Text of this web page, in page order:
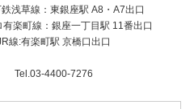
浅草線：東銀座駅 A8・A7出口
有楽町線：銀座一丁目駅 11番出口
線:有楽町駅 京橋口出口
Tel.03-4400-7276